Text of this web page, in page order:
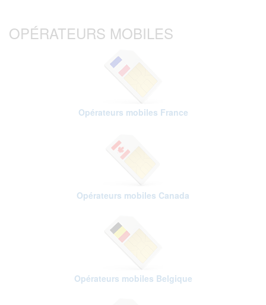
OPÉRATEURS MOBILES
Opérateurs mobiles France
Opérateurs mobiles Canada
Opérateurs mobiles Belgique